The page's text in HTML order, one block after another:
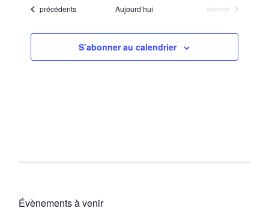
Évènements
précédents Aujourd’hui Évènements
suivants
S’abonner au calendrier
Évènements à venir